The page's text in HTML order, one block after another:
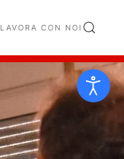
LAVORA CON NOI